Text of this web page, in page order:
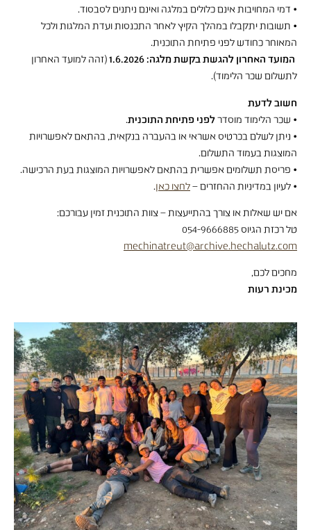
• דמי המחויבות אינם כלולים במלגה ואינם ניתנים לסבסוד.
• תשובות יתקבלו במהלך הקיץ לאחר התכנסות ועדת המלגות ולכל
המאוחר כחודש לפני פתיחת התוכנית.
המועד האחרון להגשת בקשת מלגה: 1.6.2026
(זהה למועד האחרון
לתשלום שכר הלימוד).
חשוב לדעת
• שכר הלימוד מוסדרלפני פתיחת התוכנית.
• ניתן לשלם בכרטיס אשראי או בהעברה בנקאית, בהתאם לאפשרויות
המוצגות בעמוד התשלום.
• פריסת תשלומים אפשרית בהתאם לאפשרויות המוצגות בעת הרכישה.
• לעיון במדיניות ההחזרים –לחצו כאן.
אם יש שאלות או צורך בהתייעצות – צוות התוכנית זמין עבורכם:
טל רכזת הגיוס 054-9666885
mechinatreut@archive.hechalutz.com
מחכים לכם,
מכינת רעות